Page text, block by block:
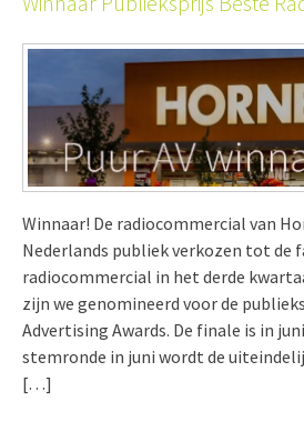
Winnaar! De radiocommercial van
Nederlands publiek verkozen tot de
radiocommercial in het derde
zijn we genomineerd voor de
Advertising Awards. De finale is in
stemronde in juni wordt de
[…]